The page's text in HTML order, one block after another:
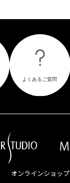
オンラインショップ